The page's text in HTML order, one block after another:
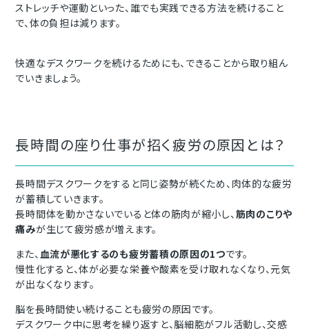
ストレッチや運動といった、誰でも実践できる方法を続けること
で、体の負担は減ります。
快適なデスクワークを続けるためにも、できることから取り組ん
でいきましょう。
長時間の座り仕事が招く疲労の原因とは？
長時間デスクワークをすると同じ姿勢が続くため、肉体的な疲労
が蓄積していきます。
長時間体を動かさないでいると体の筋肉が縮小し、筋肉のこりや
痛みが生じて疲労感が増えます。
また、血流が悪化するのも疲労蓄積の原因の1つです。
慢性化すると、体が必要な栄養や酸素を受け取れなくなり、元気
が出なくなります。
脳を長時間使い続けることも疲労の原因です。
デスクワーク中に思考を繰り返すと、脳細胞がフル活動し、交感